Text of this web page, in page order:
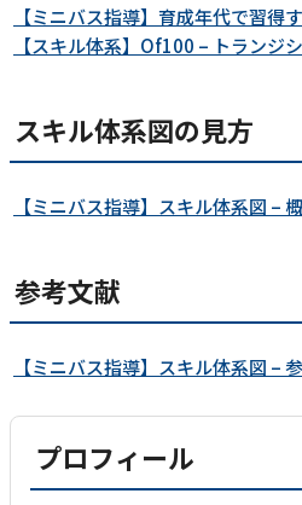
【ミニバス指導】育成年代で習得
【スキル体系】Of100 – トランジ
スキル体系図の見方
【ミニバス指導】スキル体系図 –
参考文献
【ミニバス指導】スキル体系図 –
プロフィール